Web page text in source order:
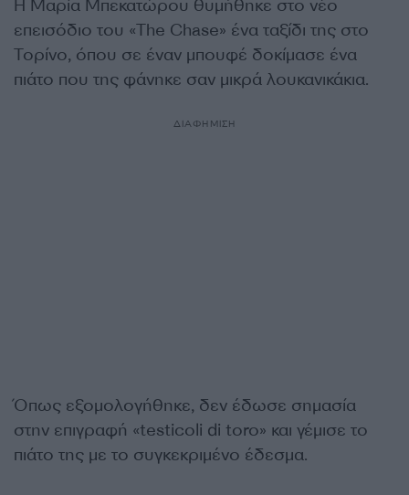
Η Μαρία Μπεκατώρου θυμήθηκε στο νέο
επεισόδιο του «The Chase» ένα ταξίδι της στο
Τορίνο, όπου σε έναν μπουφέ δοκίμασε ένα
πιάτο που της φάνηκε σαν μικρά λουκανικάκια.
ΔΙΑΦΗΜΙΣΗ
Όπως εξομολογήθηκε, δεν έδωσε σημασία
στην επιγραφή «testicoli di toro» και γέμισε το
πιάτο της με το συγκεκριμένο έδεσμα.